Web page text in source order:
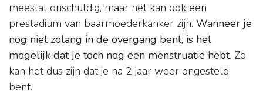
meestal onschuldig, maar het kan ook een
prestadium van baarmoederkanker zijn. Wanneer je
nog niet zolang in de overgang bent, is het
mogelijk dat je toch nog een menstruatie hebt. Zo
kan het dus zijn dat je na 2 jaar weer ongesteld
bent.